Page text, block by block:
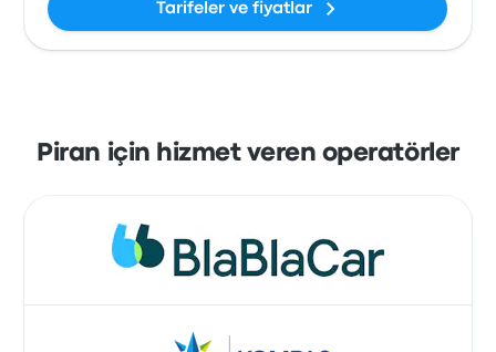
Tarifeler ve fiyatlar
Piran için hizmet veren operatörler